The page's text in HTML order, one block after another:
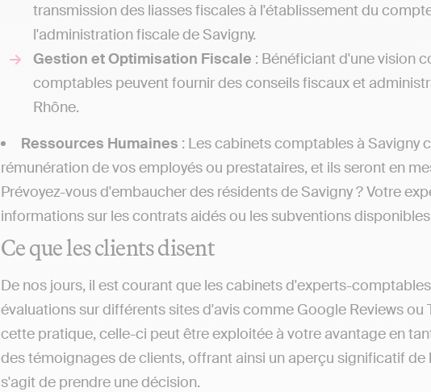
transmission des liasses fiscales à l'établissement du
l'administration fiscale de Savigny.
Gestion et Optimisation Fiscale : Bénéficiant d'une vision
comptables peuvent fournir des conseils fiscaux et
Rhône.
Ressources Humaines : Les cabinets comptables à Savigny
rémunération de vos employés ou prestataires, et ils seront en
Prévoyez-vous d'embaucher des résidents de Savigny ? Votre
informations sur les contrats aidés ou les subventions
Ce que les clients disent
De nos jours, il est courant que les cabinets d'experts-
évaluations sur différents sites d'avis comme Google Reviews
cette pratique, celle-ci peut être exploitée à votre avantage en
des témoignages de clients, offrant ainsi un aperçu significatif
s'agit de prendre une décision.